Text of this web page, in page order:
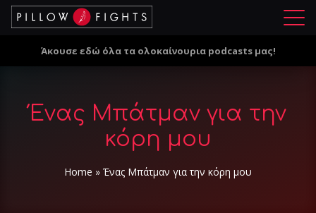
Μ
ο
Άκουσε εδώ όλα τα ολοκαίνουρια podcasts μας!
Ένας Μπάτμαν για την
κόρη μου
Home » Ένας Μπάτμαν για την κόρη μου